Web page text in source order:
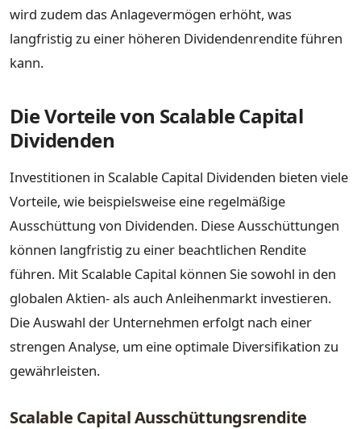
wird zudem das Anlagevermögen erhöht, was
langfristig zu einer höheren Dividendenrendite führen
kann.
Die Vorteile von Scalable Capital
Dividenden
Investitionen in Scalable Capital Dividenden bieten viele
Vorteile, wie beispielsweise eine regelmäßige
Ausschüttung von Dividenden. Diese Ausschüttungen
können langfristig zu einer beachtlichen Rendite
führen. Mit Scalable Capital können Sie sowohl in den
globalen Aktien- als auch Anleihenmarkt investieren.
Die Auswahl der Unternehmen erfolgt nach einer
strengen Analyse, um eine optimale Diversifikation zu
gewährleisten.
Scalable Capital Ausschüttungsrendite